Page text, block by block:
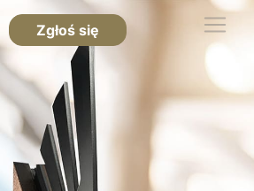
Zgłoś się